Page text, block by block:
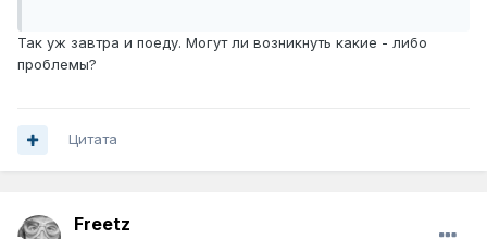
Так уж завтра и поеду. Могут ли возникнуть какие - либо
проблемы?
Цитата
Freetz